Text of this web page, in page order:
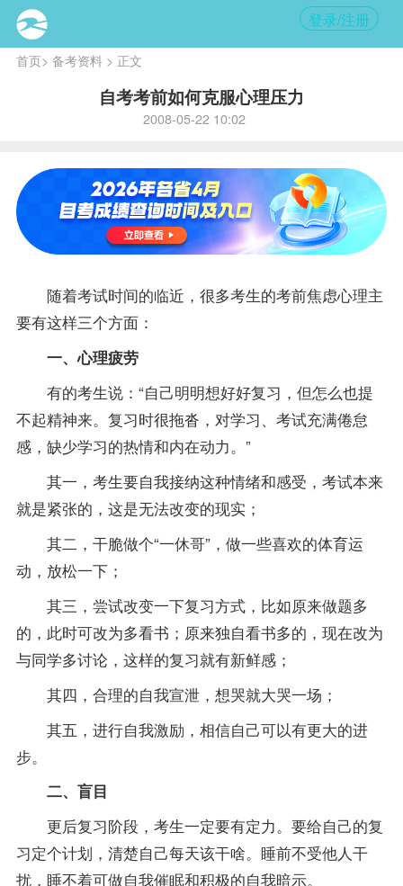
登录/注册
首页> 备考资料> 正文
自考考前如何克服心理压力
2008-05-22 10:02
随着考试时间的临近，很多考生的考前焦虑心理主
要有这样三个方面：
一、心理疲劳
有的考生说：“自己明明想好好复习 ，但怎么也提
不起精神来。 复习时很拖沓，对学习、考试充满倦怠
感，缺少学习的热情和内在动力。”
其一，考生要自我接纳这种情绪和感受，考试本来
就是紧张的，这是无法改变的现实；
其二，干脆做个“一休哥”，做一些喜欢的体育运
动，放松一下；
其三，尝试改变一下复习方式，比如原来做题多
的，此时可改为多看书；原来独自看书多的，现在改为
与同学多讨论，这样的复习就有新鲜感；
其四，合理的自我宣泄，想哭就大哭一场；
其五，进行自我激励，相信自己可以有更大的进
步。
二、盲目
更后复习阶段，考生一定要有定力。要给自己的复
习定个计划，清楚自己每天该干啥。睡前不受他人干
扰，睡不着可做自我催眠和积极的自我暗示。